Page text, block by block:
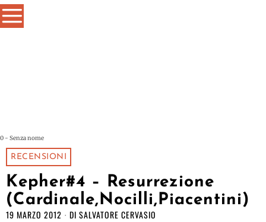
0 - Senza nome
RECENSIONI
Kepher#4 – Resurrezione
(Cardinale,Nocilli,Piacentini)
19 MARZO 2012 DI SALVATORE CERVASIO